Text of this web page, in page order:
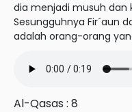
dia menjadi musuh dan
Sesungguhnya Fir´aun
adalah orang-orang
Al-Qasas : 8